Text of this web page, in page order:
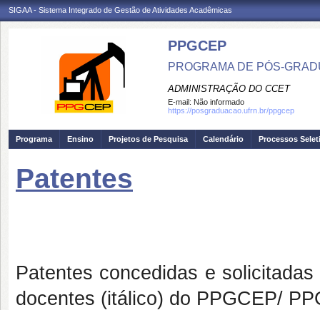
SIGAA - Sistema Integrado de Gestão de Atividades Acadêmicas
PPGCEP
PROGRAMA DE PÓS-
ADMINISTRAÇÃO DO CCET
E-mail: Não informado
https://posgraduacao.ufrn.br/ppgcep
Programa Ensino Projetos de Pesquisa Calendário Processos
Patentes
Patentes concedidas e
docentes (itálico) do PPGCEP/